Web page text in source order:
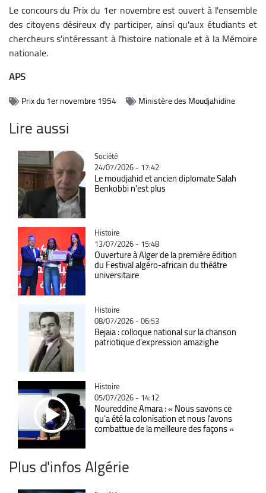
Le concours du Prix du 1er novembre est ouvert à l'ensemble
des citoyens désireux d'y participer, ainsi qu'aux étudiants et
chercheurs s'intéressant à l'histoire nationale et à la Mémoire
nationale.
APS
Prix du 1er novembre 1954 Ministère des Moudjahidine
Lire aussi
Catégorie
Société
24/07/2026 - 17:42
Le moudjahid et ancien diplomate Salah
Benkobbi n'est plus
Catégorie
Histoire
13/07/2026 - 15:48
Ouverture à Alger de la première édition
du Festival algéro-africain du théâtre
universitaire
Catégorie
Histoire
08/07/2026 - 06:53
Bejaia : colloque national sur la chanson
patriotique d’expression amazighe
Catégorie
Histoire
05/07/2026 - 14:12
Noureddine Amara : « Nous savons ce
qu’a été la colonisation et nous l’avons
combattue de la meilleure des façons »
Plus d'infos Algérie